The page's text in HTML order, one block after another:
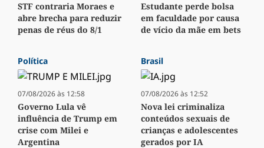
STF contraria Moraes e
abre brecha para reduzir
penas de réus do 8/1
Estudante perde bolsa
em faculdade por causa
de vício da mãe em bets
Política
07/08/2026 às 12:58
Governo Lula vê
influência de Trump em
crise com Milei e
Argentina
Brasil
07/08/2026 às 12:52
Nova lei criminaliza
conteúdos sexuais de
crianças e adolescentes
gerados por IA